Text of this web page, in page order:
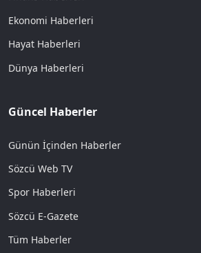
Ekonomi Haberleri
Hayat Haberleri
Dünya Haberleri
Güncel Haberler
Günün İçinden Haberler
Sözcü Web TV
Spor Haberleri
Sözcü E-Gazete
Tüm Haberler